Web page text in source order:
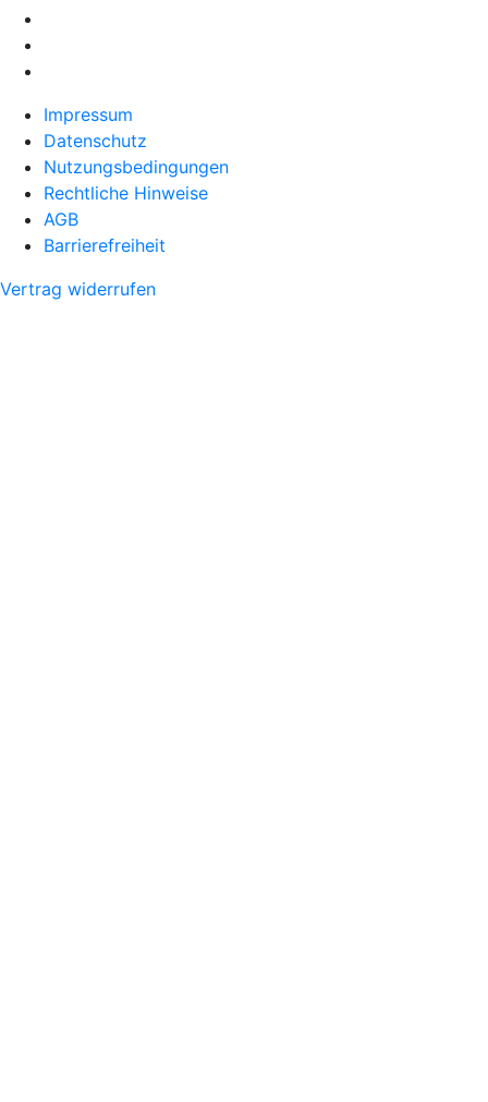
Impressum
Datenschutz
Nutzungsbedingungen
Rechtliche Hinweise
AGB
Barrierefreiheit
Vertrag widerrufen